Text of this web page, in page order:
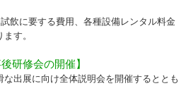
に要する費用、各種設備レンタル料金
す。
研修会の開催】
出展に向け全体説明会を開催するととも